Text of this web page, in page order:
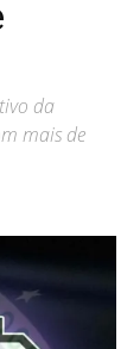
da
mais de